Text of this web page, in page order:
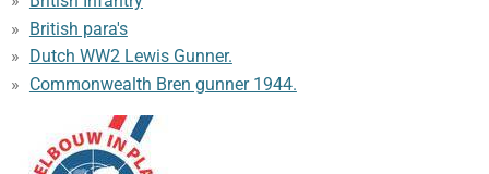
British para's
Dutch WW2 Lewis Gunner.
Commonwealth Bren gunner 1944.